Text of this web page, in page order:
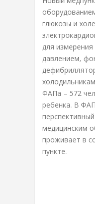
глюкозы и
для
давлением,
ФАПа – 572
ребенка. В
медицинским
проживает в
пункте.